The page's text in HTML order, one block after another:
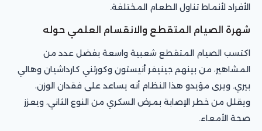
الأفراد لأنماط تناول الطعام المختلفة.
شهرة الصيام المتقطع والانقسام العلمي حوله
اكتسب الصيام المتقطع شعبية واسعة بفضل عدد من
المشاهير، من بينهم جينيفر أنيستون وكورتني كارداشيان وهالي
بيري. ويرى مؤيدو هذا النظام أنه يساعد على فقدان الوزن،
ويقلل من خطر الإصابة بمرض السكري من النوع الثاني، ويعزز
صحة الأمعاء.